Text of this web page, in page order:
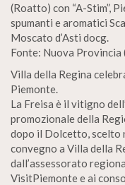
(Roatto) con “A-Stim”,
spumanti e aromatici
Moscato d’Asti docg.
Fonte: Nuova Provincia
Villa della Regina
Piemonte.
La Freisa è il vitigno
promozionale della
dopo il Dolcetto, scelto
convegno a Villa della
dall’assessorato
VisitPiemonte e ai